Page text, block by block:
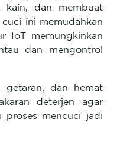
kain, dan membuat
ini memudahkan
IoT memungkinkan
dan mengontrol
getaran, dan hemat
deterjen agar
proses mencuci jadi